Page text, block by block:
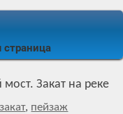
страница
Закат на реке
закат, пейзаж